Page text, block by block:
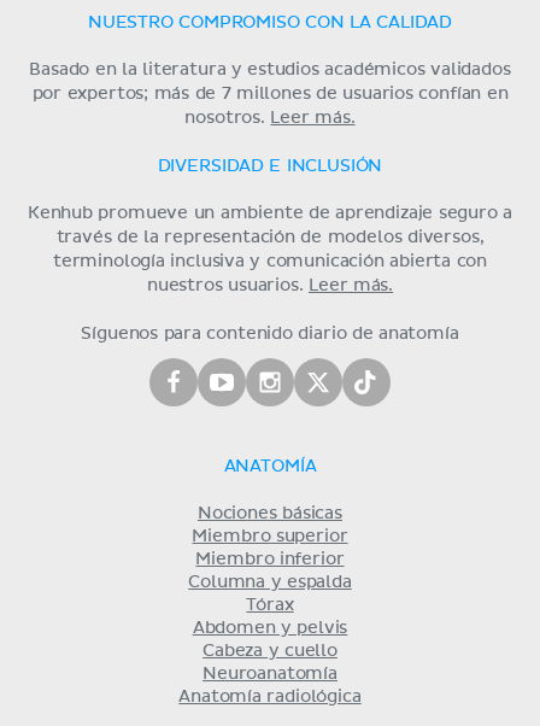
NUESTRO COMPROMISO CON LA CALIDAD
Basado en la literatura y estudios académicos validados
por expertos; más de 7 millones de usuarios confían en
nosotros.
Leer más.
DIVERSIDAD E INCLUSIÓN
Kenhub promueve un ambiente de aprendizaje seguro a
través de la representación de modelos diversos,
terminología inclusiva y comunicación abierta con
nuestros usuarios.
Leer más.
Síguenos para contenido diario de anatomía
ANATOMÍA
Nociones básicas
Miembro superior
Miembro inferior
Columna y espalda
Tórax
Abdomen y pelvis
Cabeza y cuello
Neuroanatomía
Anatomía radiológica